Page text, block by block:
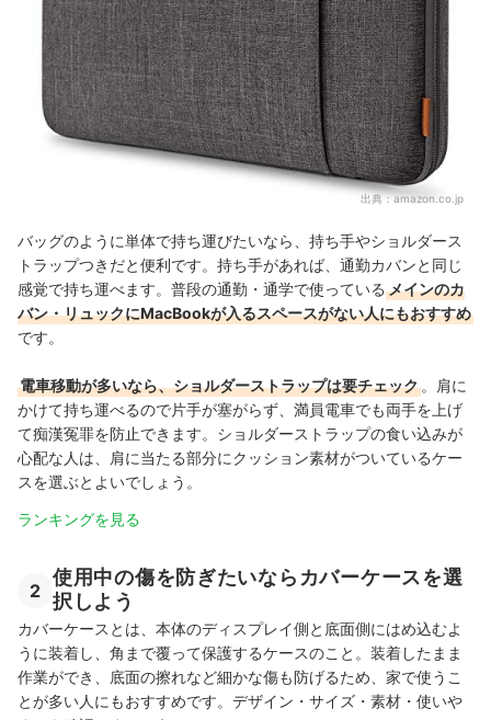
出典：amazon.co.jp
バッグのように単体で持ち運びたいなら、持ち手やショルダース
トラップつきだと便利です。持ち手があれば、通勤カバンと同じ
感覚で持ち運べます。普段の通勤・通学で使っている メインのカ
バン・リュックにMacBookが入るスペースがない人にもおすすめ
です。
電車移動が多いなら、ショルダーストラップは要チェック 。
肩に
かけて持ち運べるので片手が塞がらず、満員電車でも両手を上げ
て痴漢冤罪を防止できます。ショルダーストラップの食い込みが
心配な人は、肩に当たる部分にクッション素材がついているケー
スを選ぶとよいでしょう。
ランキングを見る
2
使用中の傷を防ぎたいならカバーケースを選
択しよう
カバーケースとは、本体のディスプレイ側と底面側にはめ込むよ
うに装着し、角まで覆って保護するケースのこと。装着したまま
作業ができ、底面の擦れなど細かな傷も防げるため、家で使うこ
とが多い人にもおすすめです。デザイン・サイズ・素材・使いや